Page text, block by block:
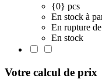
{0} pcs
En stock à
En rupture
En stock
Votre calcul de prix